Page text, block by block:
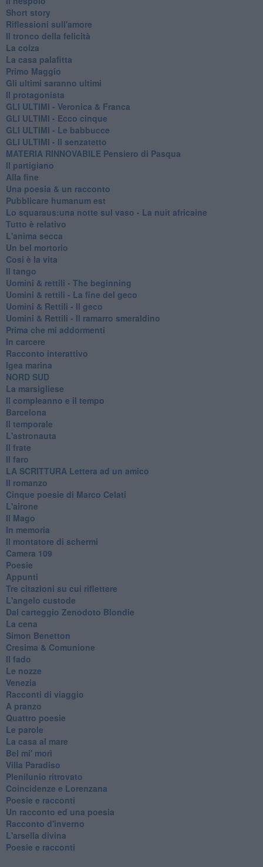
Short story
Riflessioni sull'amore
Il tronco della felicità
La colza
La casa palafitta
Primo Maggio
Gli ultimi saranno ultimi
Il protagonista
GLI ULTIMI - Veronica & Franca
GLI ULTIMI - Ecco cinque
GLI ULTIMI - Le babbucce
GLI ULTIMI - Il senzatetto
MATERIA RINNOVABILE Pensiero di Pasqua
Il partigiano
Alla fine
Una poesia & un racconto
Pubblicare humanum est
Lo squaraus:una notte sul vaso - La nuit africaine
Tutto è relativo
L'anima secca
Un bel mortorio
Cosi è la vita
Il tango
​Uomini & rettili - The beginning
​Uomini & rettili - La fine del geco
Uomini & Rettili - Il geco
Uomini & Rettili - Il ramarro smeraldino
Prima che mi addormenti
In carcere
Racconto interattivo
Igea marina
​NORD SUD
La marsigliese
Il compleanno e il tempo
Barcelona
Il temporale
L'astronauta
Il frate
Il faro
​LA SCRITTURA Lettera ad un amico
Il romanzo
Cinque poesie di Marco Celati
L'airone
Il Mago
In memoria
Il montatore di schermi
Camera 109
Poesie
Appunti
Tre citazioni su cui riflettere
L'angelo custode
Dal carteggio Zenodoto Blondie
La cena
Simon Benetton
Cresima & Comunione
Il fado
Le nozze
Venezia
Racconti di viaggio
A pranzo
Quattro poesie
Le parole
La casa al mare
Bel mi' morì
Villa Paradiso
Plenilunio ritrovato
Coincidenze e Lorenzana
Poesie e racconti
Un racconto ed una poesia
Racconto d'inverno
​L'arsella divina
Poesie e racconti